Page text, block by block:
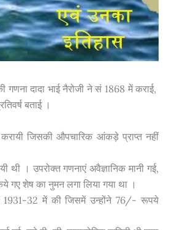
गणना दादा भाई नैरोजी ने सं 1868 में कराई,
बताई ।
जिसकी औपचारिक आंकड़े प्राप्त नहीं
थी । उपरोक्त गणनाएं अवैज्ञानिक मानी गई,
गए शेष का नुमन लगा लिया गया था ।
ने 1931-32 में की जिसमें उन्होंने 76/- रूपये